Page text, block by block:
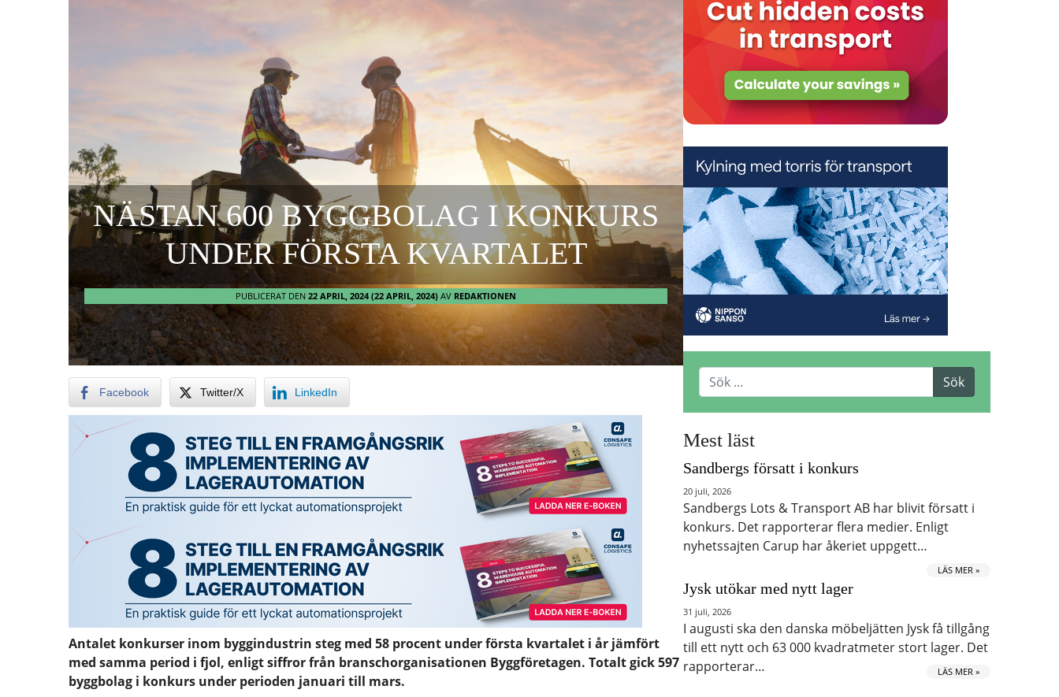
NÄSTAN 600 BYGGBOLAG I KONKURS
UNDER FÖRSTA KVARTALET
PUBLICERAT DEN 22 APRIL, 2024 (22 APRIL, 2024) AV REDAKTIONEN
Facebook Twitter/X LinkedIn
Antalet konkurser inom byggindustrin steg med 58 procent under första kvartalet i år jämfört
med samma period i fjol, enligt siffror från branschorganisationen Byggföretagen. Totalt gick 597
byggbolag i konkurs under perioden januari till mars.
Mest läst
Sandbergs försatt i konkurs
20 juli, 2026
Sandbergs Lots & Transport AB har blivit försatt i
konkurs. Det rapporterar flera medier. Enligt
nyhetssajten Carup har åkeriet uppgett…
LÄS MER »
Jysk utökar med nytt lager
31 juli, 2026
I augusti ska den danska möbeljätten Jysk få tillgång
till ett nytt och 63 000 kvadratmeter stort lager. Det
rapporterar…
LÄS MER »